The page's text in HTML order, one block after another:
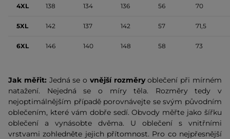
4XL 138 134 136 56 70
5XL 142 137 142 57 71,5
6XL 146 140 148 58 73
Jak měřit: Jedná se o vnější rozměryoblečení při mírném
natažení. Nejedná se o míry těla. Rozměry tedy v
nejoptimálnějším případě porovnávejte se svým původním
oblečením, které vám dobře sedí. Obvody měřte jako šířku
oblečení a vynásobte dvěma. U oblečení s vnitřními
vrstvami zohledněte jejich přítomnost. Pro co nejpřesnější